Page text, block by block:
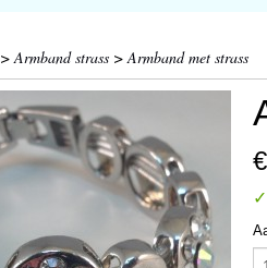
>Armband strass >Armband met strass
✓